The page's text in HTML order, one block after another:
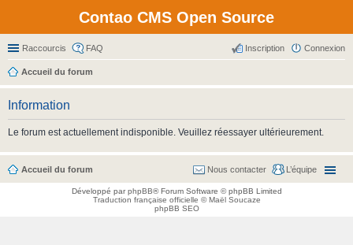
Contao CMS Open Source
Raccourcis FAQ Connexion
Inscription
Accueil du forum
Information
Le forum est actuellement indisponible. Veuillez réessayer ultérieurement.
Accueil du forum L’équipe
Nous contacter
Développé parphpBB® Forum Software © phpBB Limited
Traduction française officielle ©Maël Soucaze
phpBB SEO